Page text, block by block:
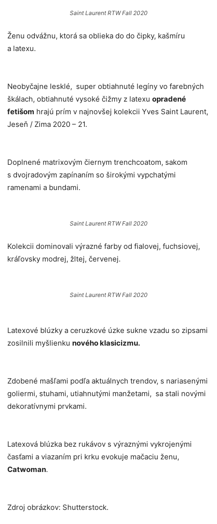
Saint Laurent RTW Fall 2020
Ženu odvážnu, ktorá sa oblieka do do čipky, kašmíru
a latexu.
Neobyčajne lesklé, super obtiahnuté legíny vo farebných
škálach, obtiahnuté vysoké čižmy z latexu opradené
fetišom hrajú prím v najnovšej kolekcii Yves Saint Laurent,
Jeseň / Zima 2020 – 21.
Doplnené matrixovým čiernym trenchcoatom, sakom
s dvojradovým zapínaním so širokými vypchatými
ramenami a bundami.
Saint Laurent RTW Fall 2020
Kolekcii dominovali výrazné farby od fialovej, fuchsiovej,
kráľovsky modrej, žltej, červenej.
Saint Laurent RTW Fall 2020
Latexové blúzky a ceruzkové úzke sukne vzadu so zipsami
zosilnili myšlienku nového klasicizmu.
Zdobené mašľami podľa aktuálnych trendov, s nariasenými
goliermi, stuhami, utiahnutými manžetami, sa stali novými
dekoratívnymi prvkami.
Latexová blúzka bez rukávov s výraznými vykrojenými
časťami a viazaním pri krku evokuje mačaciu ženu,
Catwoman.
Zdroj obrázkov: Shutterstock.